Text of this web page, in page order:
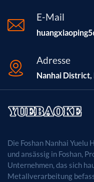
E-Mail
Adresse
Nanhai District,
Die Foshan Nanhai Yuelu
und ansässig in Foshan,
Unternehmen, das sich
Metallverarbeitung